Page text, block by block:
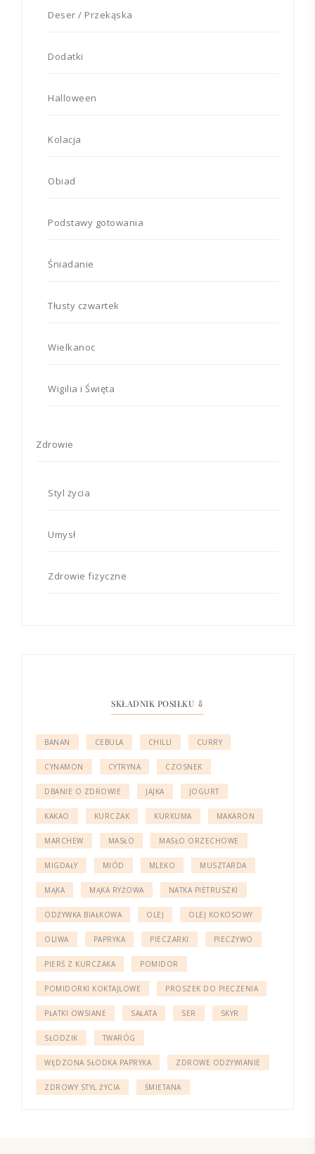
Deser / Przekąska
Dodatki
Halloween
Kolacja
Obiad
Podstawy gotowania
Śniadanie
Tłusty czwartek
Wielkanoc
Wigilia i Święta
Zdrowie
Styl życia
Umysł
Zdrowie fizyczne
SKŁADNIK POSIŁKU ⇩
BANAN CEBULA CHILLI CURRY
CYNAMON CYTRYNA CZOSNEK
DBANIE O ZDROWIE JAJKA JOGURT
KAKAO KURCZAK KURKUMA MAKARON
MARCHEW MASŁO MASŁO ORZECHOWE
MIGDAŁY MIÓD MLEKO MUSZTARDA
MĄKA MĄKA RYŻOWA NATKA PIETRUSZKI
ODŻYWKA BIAŁKOWA OLEJ OLEJ KOKOSOWY
OLIWA PAPRYKA PIECZARKI PIECZYWO
PIERŚ Z KURCZAKA POMIDOR
POMIDORKI KOKTAJLOWE PROSZEK DO PIECZENIA
PŁATKI OWSIANE SAŁATA SER SKYR
SŁODZIK TWARÓG
WĘDZONA SŁODKA PAPRYKA ZDROWE ODŻYWIANIE
ZDROWY STYL ŻYCIA ŚMIETANA